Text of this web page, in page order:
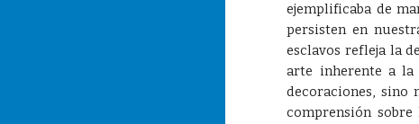
ejemplificaba de
persisten en
esclavos refleja la
arte inherente a la
decoraciones, sino
comprensión